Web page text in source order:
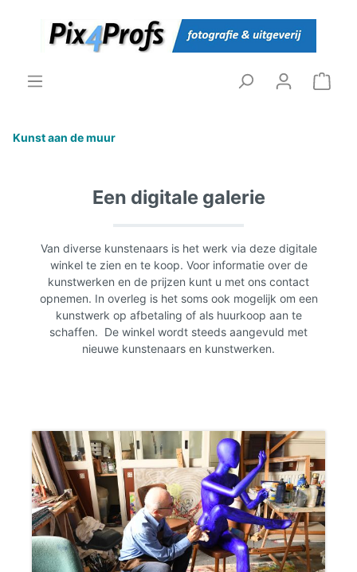
Kunst aan de muur
Een digitale galerie
Van diverse kunstenaars is het werk via deze digitale
winkel te zien en te koop. Voor informatie over de
kunstwerken en de prijzen kunt u met ons contact
opnemen. In overleg is het soms ook mogelijk om een
kunstwerk op afbetaling of als huurkoop aan te
schaffen. De winkel wordt steeds aangevuld met
nieuwe kunstenaars en kunstwerken.